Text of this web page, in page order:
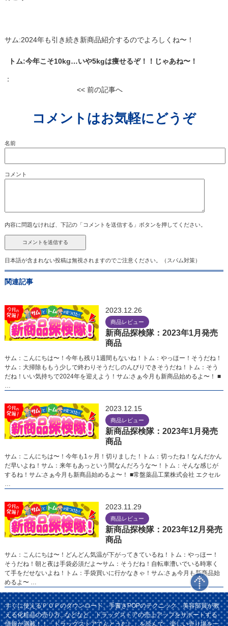
サム:2024年も引き続き新商品紹介するのでよろしくね〜！
トム:今年こそ10kg…いや5kgは痩せるぞ！！じゃあね〜！
：
<< 前の記事へ
コメントはお気軽にどうぞ
名前
コメント
内容に問題なければ、下記の「コメントを送信する」ボタンを押してください。
日本語が含まれない投稿は無視されますのでご注意ください。（スパム対策）
関連記事
2023.12.26
商品レビュー
新商品探検隊：2023年1月発売
商品
サム：こんにちは〜！今年も残り1週間もないね！トム：やっほー！そうだね！
サム：大掃除ももう少しで終わりそうだしのんびりできそうだね！トム：そう
だね！いい気持ちで2024年を迎えよう！サム:さぁ今月も新商品始めるよ〜！ ■
…
2023.12.15
商品レビュー
新商品探検隊：2023年1月発売
商品
サム：こんにちは〜！今年も1ヶ月！切りました！トム：切ったね！なんだかん
だ早いよね！サム：来年もあっという間なんだろうな〜！トム：そんな感じが
するね！サム:さぁ今月も新商品始めるよ〜！ ■常盤薬品工業株式会社 エクセル
…
2023.11.29
商品レビュー
新商品探検隊：2023年12月発売
商品
サム：こんにちは〜！どんどん気温が下がってきているね！トム：やっほー！
そうだね！朝と夜は手袋必須だよ〜サム：そうだね！自転車漕いでいる時寒く
て手をだせないよね！トム：手袋買いに行かなきゃ！サム:さぁ今月も新商品始
めるよ〜 …
すぐに使えるＰＯＰのダウンロード、手書きPOPのテクニック、美容部員が教
える化粧品の売り方...などなど、ドラッグストアの売上アップをサポートする
情報が満載！！「ドラッグストアてんとうむし」を読んで、楽しい売り場を一